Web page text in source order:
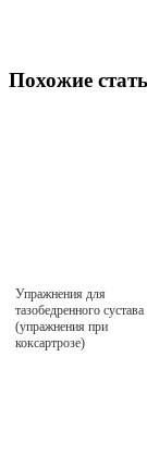
Похожие
Упражнения для
тазобедренного сустава
(упражнения при
коксартрозе)